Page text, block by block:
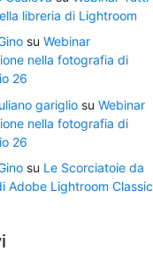
libreria di Lightroom
su Webinar
nella fotografia di
26
garigliosu Webinar
nella fotografia di
26
su Le Scorciatoie da
Adobe Lightroom Classic